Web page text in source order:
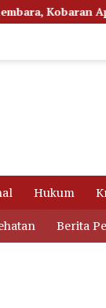
3 Ketapang
Hukum
Berita